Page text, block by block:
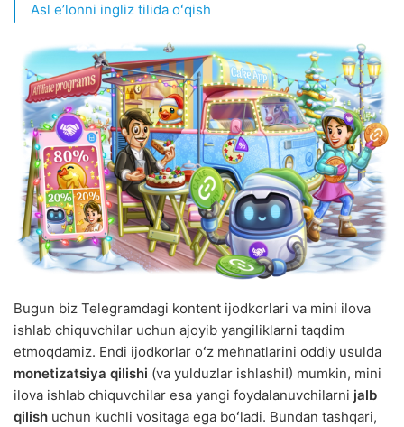
Asl eʼlonni ingliz tilida oʻqish
Bugun biz Telegramdagi kontent ijodkorlari va mini ilova
ishlab chiquvchilar uchun ajoyib yangiliklarni taqdim
etmoqdamiz. Endi ijodkorlar oʻz mehnatlarini oddiy usulda
monetizatsiya qilishi (va yulduzlar ishlashi!) mumkin, mini
ilova ishlab chiquvchilar esa yangi foydalanuvchilarni jalb
qilish uchun kuchli vositaga ega boʻladi. Bundan tashqari,